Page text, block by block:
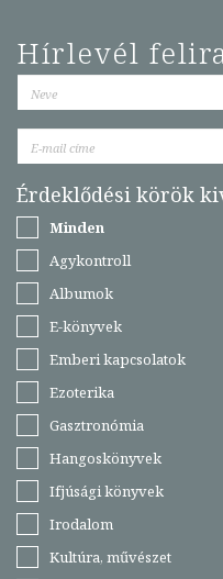
Hírlevél
Érdeklődési körök
Minden
Agykontroll
Albumok
E-könyvek
Emberi kapcsolatok
Ezoterika
Gasztronómia
Hangoskönyvek
Ifjúsági könyvek
Irodalom
Kultúra, művészet